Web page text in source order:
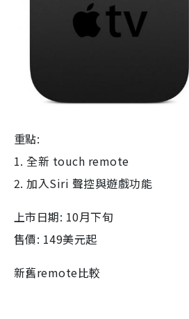
重點:
1. 全新 touch remote
2. 加入Siri 聲控與遊戲功能
上市日期: 10月下旬
售價: 149美元起
新舊remote比較